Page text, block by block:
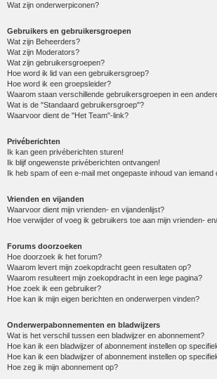
Wat zijn onderwerpiconen?
Gebruikers en gebruikersgroepen
Wat zijn Beheerders?
Wat zijn Moderators?
Wat zijn gebruikersgroepen?
Hoe word ik lid van een gebruikersgroep?
Hoe word ik een groepsleider?
Waarom staan verschillende gebruikersgroepen in een
Wat is de "Standaard gebruikersgroep"?
Waarvoor dient de "Het Team"-link?
Privéberichten
Ik kan geen privéberichten sturen!
Ik blijf ongewenste privéberichten ontvangen!
Ik heb spam of een e-mail met ongepaste inhoud van iemand
Vrienden en vijanden
Waarvoor dient mijn vrienden- en vijandenlijst?
Hoe verwijder of voeg ik gebruikers toe aan mijn vrienden-
Forums doorzoeken
Hoe doorzoek ik het forum?
Waarom levert mijn zoekopdracht geen resultaten op?
Waarom resulteert mijn zoekopdracht in een lege pagina?
Hoe zoek ik een gebruiker?
Hoe kan ik mijn eigen berichten en onderwerpen vinden?
Onderwerpabonnementen en bladwijzers
Wat is het verschil tussen een bladwijzer en abonnement?
Hoe kan ik een bladwijzer of abonnement instellen op
Hoe kan ik een bladwijzer of abonnement instellen op
Hoe zeg ik mijn abonnement op?